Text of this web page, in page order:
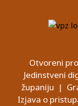
Otvoreni
Jedinstveni
županiju |
Izjava o